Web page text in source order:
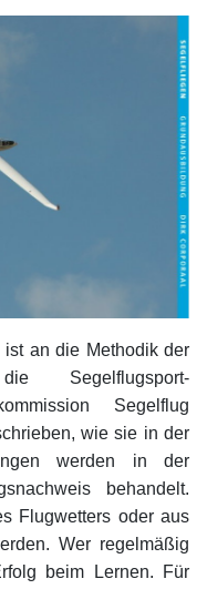
an die Methodik der
Segelflugsport-
Segelflug
wie sie in der
werden in der
behandelt.
Flugwetters oder aus
Wer regelmäßig
beim Lernen. Für